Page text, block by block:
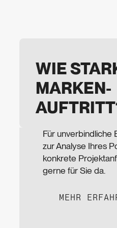
WIE
MARKEN­
Für unverbindliche
zur Analyse Ihres
konkrete
gerne für Sie da.
MEHR